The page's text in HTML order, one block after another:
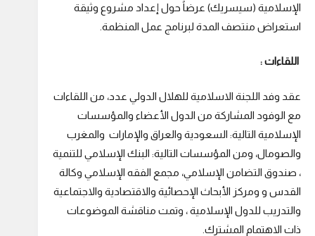
الإسلامية (سيسريك) عرضاً حول إعداد مشروع وثيقة
استعراض منتصف المدة لبرنامج عمل المنظمة.
اللقاءات :
عقد وفد اللجنة الاسلامية للهلال الدولي عدد، من اللقاءات
مع الوفود المشاركة من الدول الأعضاء والمؤسسات
الإسلامية التالية: السعودية والعراق والإمارات والمغرب
والصومال، ومن المؤسسات التالية: البنك الإسلامي للتنمية
، صندوق التضامن الإسلامي، مجمع الفقه الإسلامي وكالة
القدس و ومركز الأبحاث الإحصائية والاقتصادية والاجتماعية
والتدريب للدول الإسلامية ، وتمت مناقشة الموضوعات
ذات الاهتمام المشترك.